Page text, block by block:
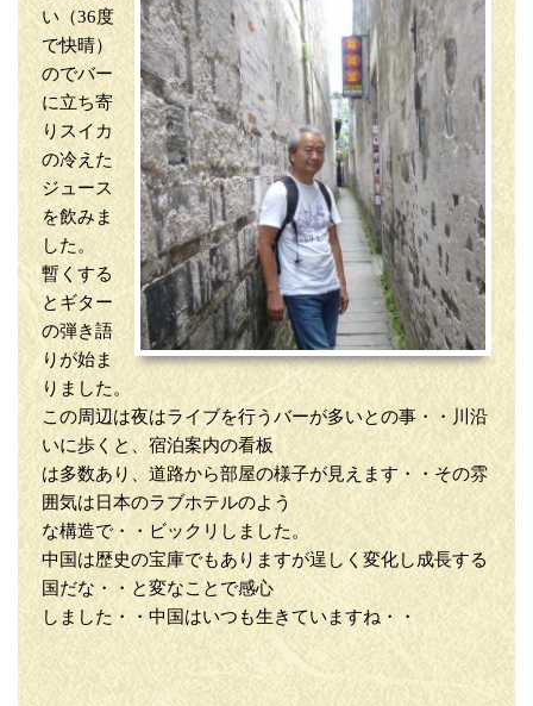
い（36度
で快晴）
のでバー
に立ち寄
りスイカ
の冷えた
ジュース
を飲みま
した。
暫くする
とギター
の弾き語
りが始ま
りました。
この周辺は夜はライブを行うバーが多いとの事・・川沿
いに歩くと、宿泊案内の看板
は多数あり、道路から部屋の様子が見えます・・その雰
囲気は日本のラブホテルのよう
な構造で・・ビックリしました。
中国は歴史の宝庫でもありますが逞しく変化し成長する
国だな・・と変なことで感心
しました・・中国はいつも生きていますね・・